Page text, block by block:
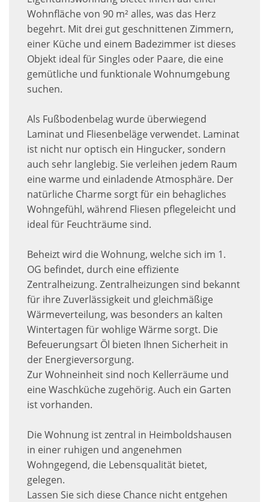
Wohnfläche von 90 m² alles, was das Herz
begehrt. Mit drei gut geschnittenen Zimmern,
einer Küche und einem Badezimmer ist dieses
Objekt ideal für Singles oder Paare, die eine
gemütliche und funktionale Wohnumgebung
suchen.
Als Fußbodenbelag wurde überwiegend
Laminat und Fliesenbeläge verwendet. Laminat
ist nicht nur optisch ein Hingucker, sondern
auch sehr langlebig. Sie verleihen jedem Raum
eine warme und einladende Atmosphäre. Der
natürliche Charme sorgt für ein behagliches
Wohngefühl, während Fliesen pflegeleicht und
ideal für Feuchträume sind.
Beheizt wird die Wohnung, welche sich im 1.
OG befindet, durch eine effiziente
Zentralheizung. Zentralheizungen sind bekannt
für ihre Zuverlässigkeit und gleichmäßige
Wärmeverteilung, was besonders an kalten
Wintertagen für wohlige Wärme sorgt. Die
Befeuerungsart Öl bieten Ihnen Sicherheit in
der Energieversorgung.
Zur Wohneinheit sind noch Kellerräume und
eine Waschküche zugehörig. Auch ein Garten
ist vorhanden.
Die Wohnung ist zentral in Heimboldshausen
in einer ruhigen und angenehmen
Wohngegend, die Lebensqualität bietet,
gelegen.
Lassen Sie sich diese Chance nicht entgehen